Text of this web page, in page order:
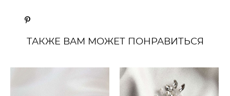
ТАКЖЕ ВАМ МОЖЕТ ПОНРАВИТЬСЯ